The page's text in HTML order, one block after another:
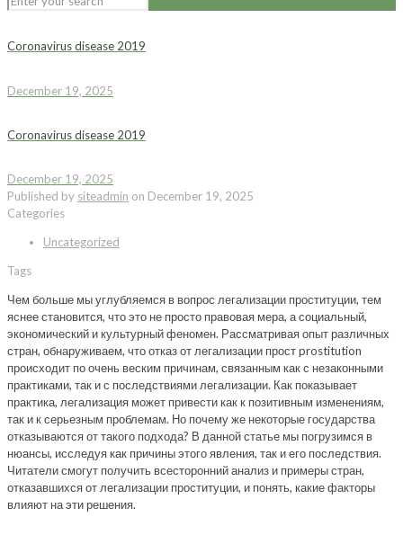
Coronavirus disease 2019
December 19, 2025
Coronavirus disease 2019
December 19, 2025
Published by siteadmin on December 19, 2025
Categories
Uncategorized
Tags
Чем больше мы углубляемся в вопрос легализации проституции, тем
яснее становится, что это не просто правовая мера, а социальный,
экономический и культурный феномен. Рассматривая опыт различных
стран, обнаруживаем, что отказ от легализации прост prostitution
происходит по очень веским причинам, связанным как с незаконными
практиками, так и с последствиями легализации. Как показывает
практика, легализация может привести как к позитивным изменениям,
так и к серьезным проблемам. Но почему же некоторые государства
отказываются от такого подхода? В данной статье мы погрузимся в
нюансы, исследуя как причины этого явления, так и его последствия.
Читатели смогут получить всесторонний анализ и примеры стран,
отказавшихся от легализации проституции, и понять, какие факторы
влияют на эти решения.